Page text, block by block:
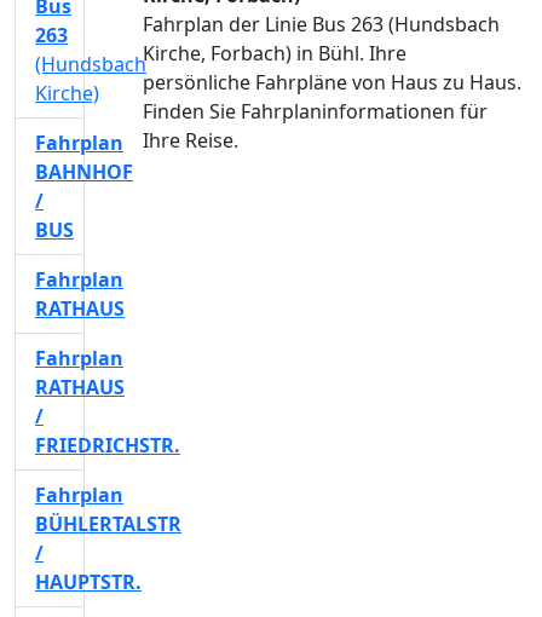
Fahrplan der Linie Bus 263 (Hundsbach
Kirche, Forbach) in Bühl. Ihre
persönliche Fahrpläne von Haus zu Haus.
Finden Sie Fahrplaninformationen für
Ihre Reise.
Bus
263
(Hundsbach
Kirche)
Fahrplan
BAHNHOF
/
BUS
Fahrplan
RATHAUS
Fahrplan
RATHAUS
/
FRIEDRICHSTR.
Fahrplan
BÜHLERTALSTR
/
HAUPTSTR.